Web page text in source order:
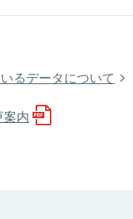
るデータについて
内